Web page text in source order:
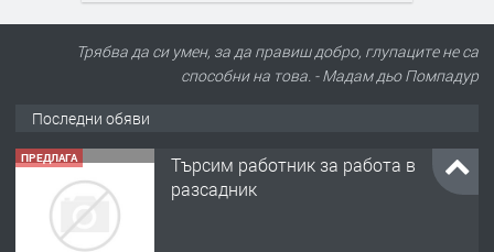
Трябва да си умен, за да правиш добро, глупаците не са
способни на това. - Мадам дьо Помпадур
Последни обяви
ПРЕДЛАГА
Търсим работник за работа в
разсадник